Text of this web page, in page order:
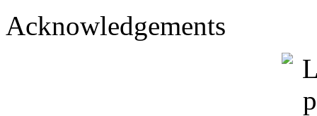
Acknowledgements